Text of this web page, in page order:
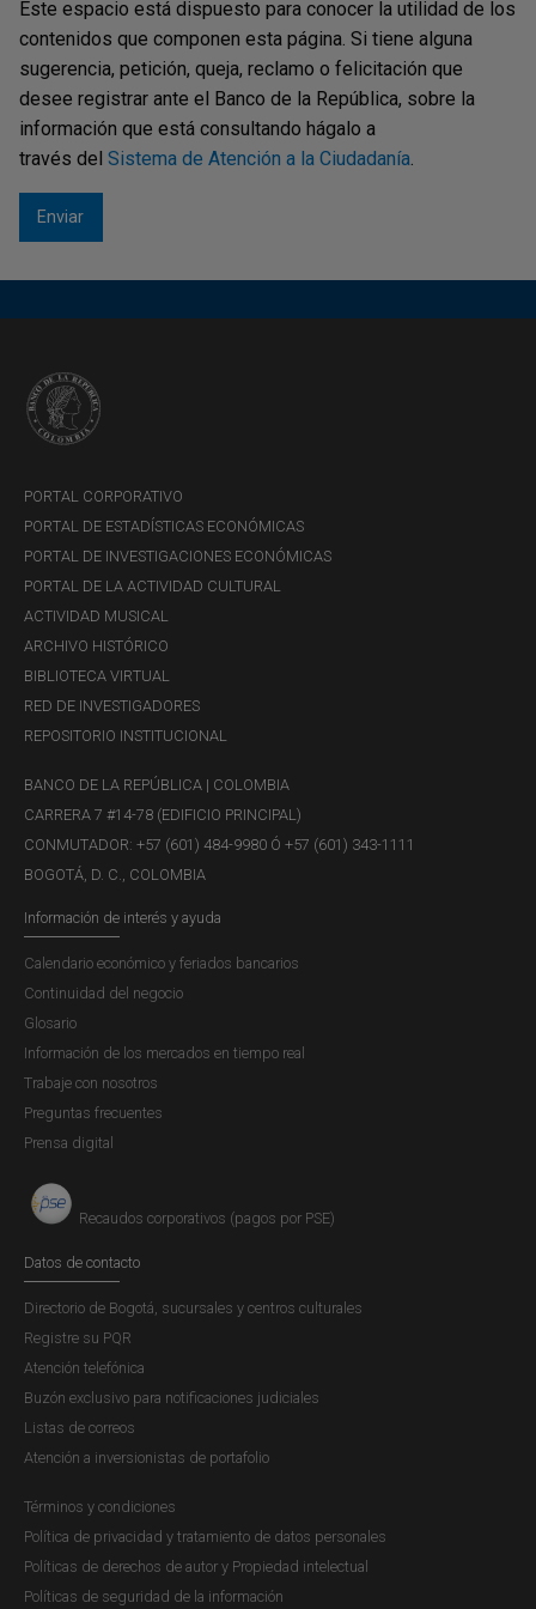
presencia de la economía informal, la evasión fiscal y la
baja calidad del gasto.
Este espacio está dispuesto para conocer la utilidad de los
contenidos que componen esta página. Si tiene alguna
sugerencia, petición, queja, reclamo o felicitación que
desee registrar ante el Banco de la República, sobre la
información que está consultando hágalo a
través del Sistema de Atención a la Ciudadanía.
PORTAL CORPORATIVO
PORTAL DE ESTADÍSTICAS ECONÓMICAS
PORTAL DE INVESTIGACIONES ECONÓMICAS
PORTAL DE LA ACTIVIDAD CULTURAL
ACTIVIDAD MUSICAL
ARCHIVO HISTÓRICO
BIBLIOTECA VIRTUAL
RED DE INVESTIGADORES
REPOSITORIO INSTITUCIONAL
BANCO DE LA REPÚBLICA | COLOMBIA
CARRERA 7 #14-78 (EDIFICIO PRINCIPAL)
CONMUTADOR: +57 (601) 484-9980 Ó +57 (601) 343-1111
BOGOTÁ, D. C., COLOMBIA
Información de interés y ayuda
Calendario económico y feriados bancarios
Continuidad del negocio
Glosario
Información de los mercados en tiempo real
Trabaje con nosotros
Preguntas frecuentes
Prensa digital
Recaudos corporativos (pagos por PSE)
Datos de contacto
Directorio de Bogotá, sucursales y centros culturales
Registre su PQR
Atención telefónica
Buzón exclusivo para notificaciones judiciales
Listas de correos
Atención a inversionistas de portafolio
Términos y condiciones
Política de privacidad y tratamiento de datos personales
Políticas de derechos de autor y Propiedad intelectual
Políticas de seguridad de la información